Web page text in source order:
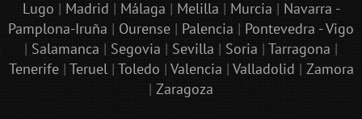
Lugo | Madrid | Málaga | Melilla | Murcia | Navarra -
Pamplona-Iruña | Ourense | Palencia | Pontevedra - Vigo
| Salamanca | Segovia | Sevilla | Soria | Tarragona |
Tenerife| Teruel| Toledo | Valencia | Valladolid | Zamora
| Zaragoza